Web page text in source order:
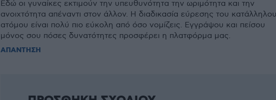
Εδώ οι γυναίκες εκτιμούν την υπευθυνότητα την ωριμότητα και την
ανοιχτότητα απέναντι στον άλλον. Η διαδικασία εύρεσης του
ατόμου είναι πολύ πιο εύκολη από όσο νομίζεις. Εγγράψου και πείσου
μόνος σου πόσες δυνατότητες προσφέρει η πλατφόρμα μας.
ΑΠΑΝΤΗΣΗ